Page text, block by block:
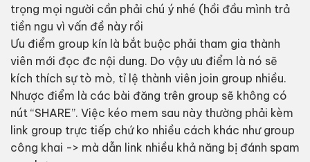
trọng mọi người cần phải chú ý nhé (hồi đầu mình trả
tiền ngu vì vấn đề này rồi
Ưu điểm group kín là bắt buộc phải tham gia thành
viên mới đọc đc nội dung. Do vậy ưu điểm là nó sẽ
kích thích sự tò mò, tỉ lệ thành viên join group nhiều.
Nhược điểm là các bài đăng trên group sẽ không có
nút “SHARE”. Việc kéo mem sau này thường phải kèm
link group trực tiếp chứ ko nhiều cách khác như group
công khai -> mà dẫn link nhiều khả năng bị đánh spam